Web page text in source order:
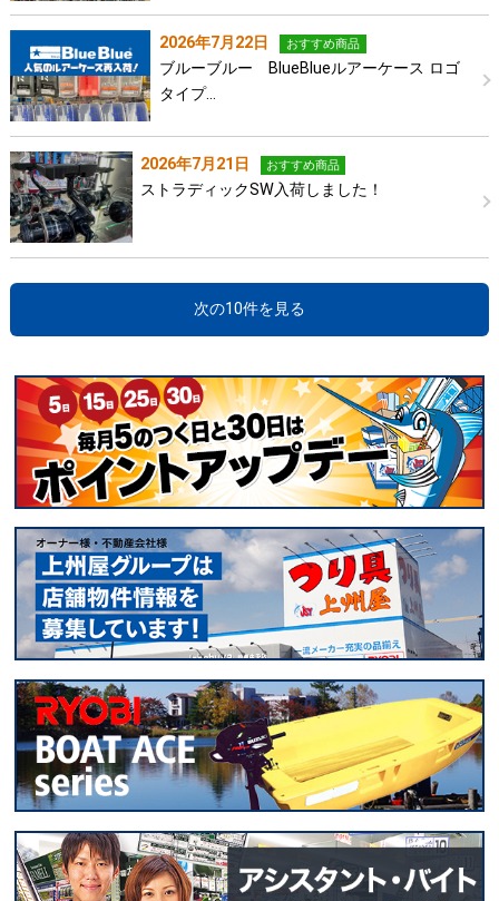
2026年7月22日 おすすめ商品
ブルーブルー BlueBlueルアーケース ロゴ
タイプ…
2026年7月21日 おすすめ商品
ストラディックSW入荷しました！
次の10件を見る